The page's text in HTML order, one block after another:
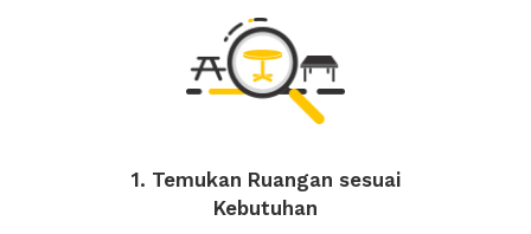
1. Temukan Ruangan sesuai
Kebutuhan